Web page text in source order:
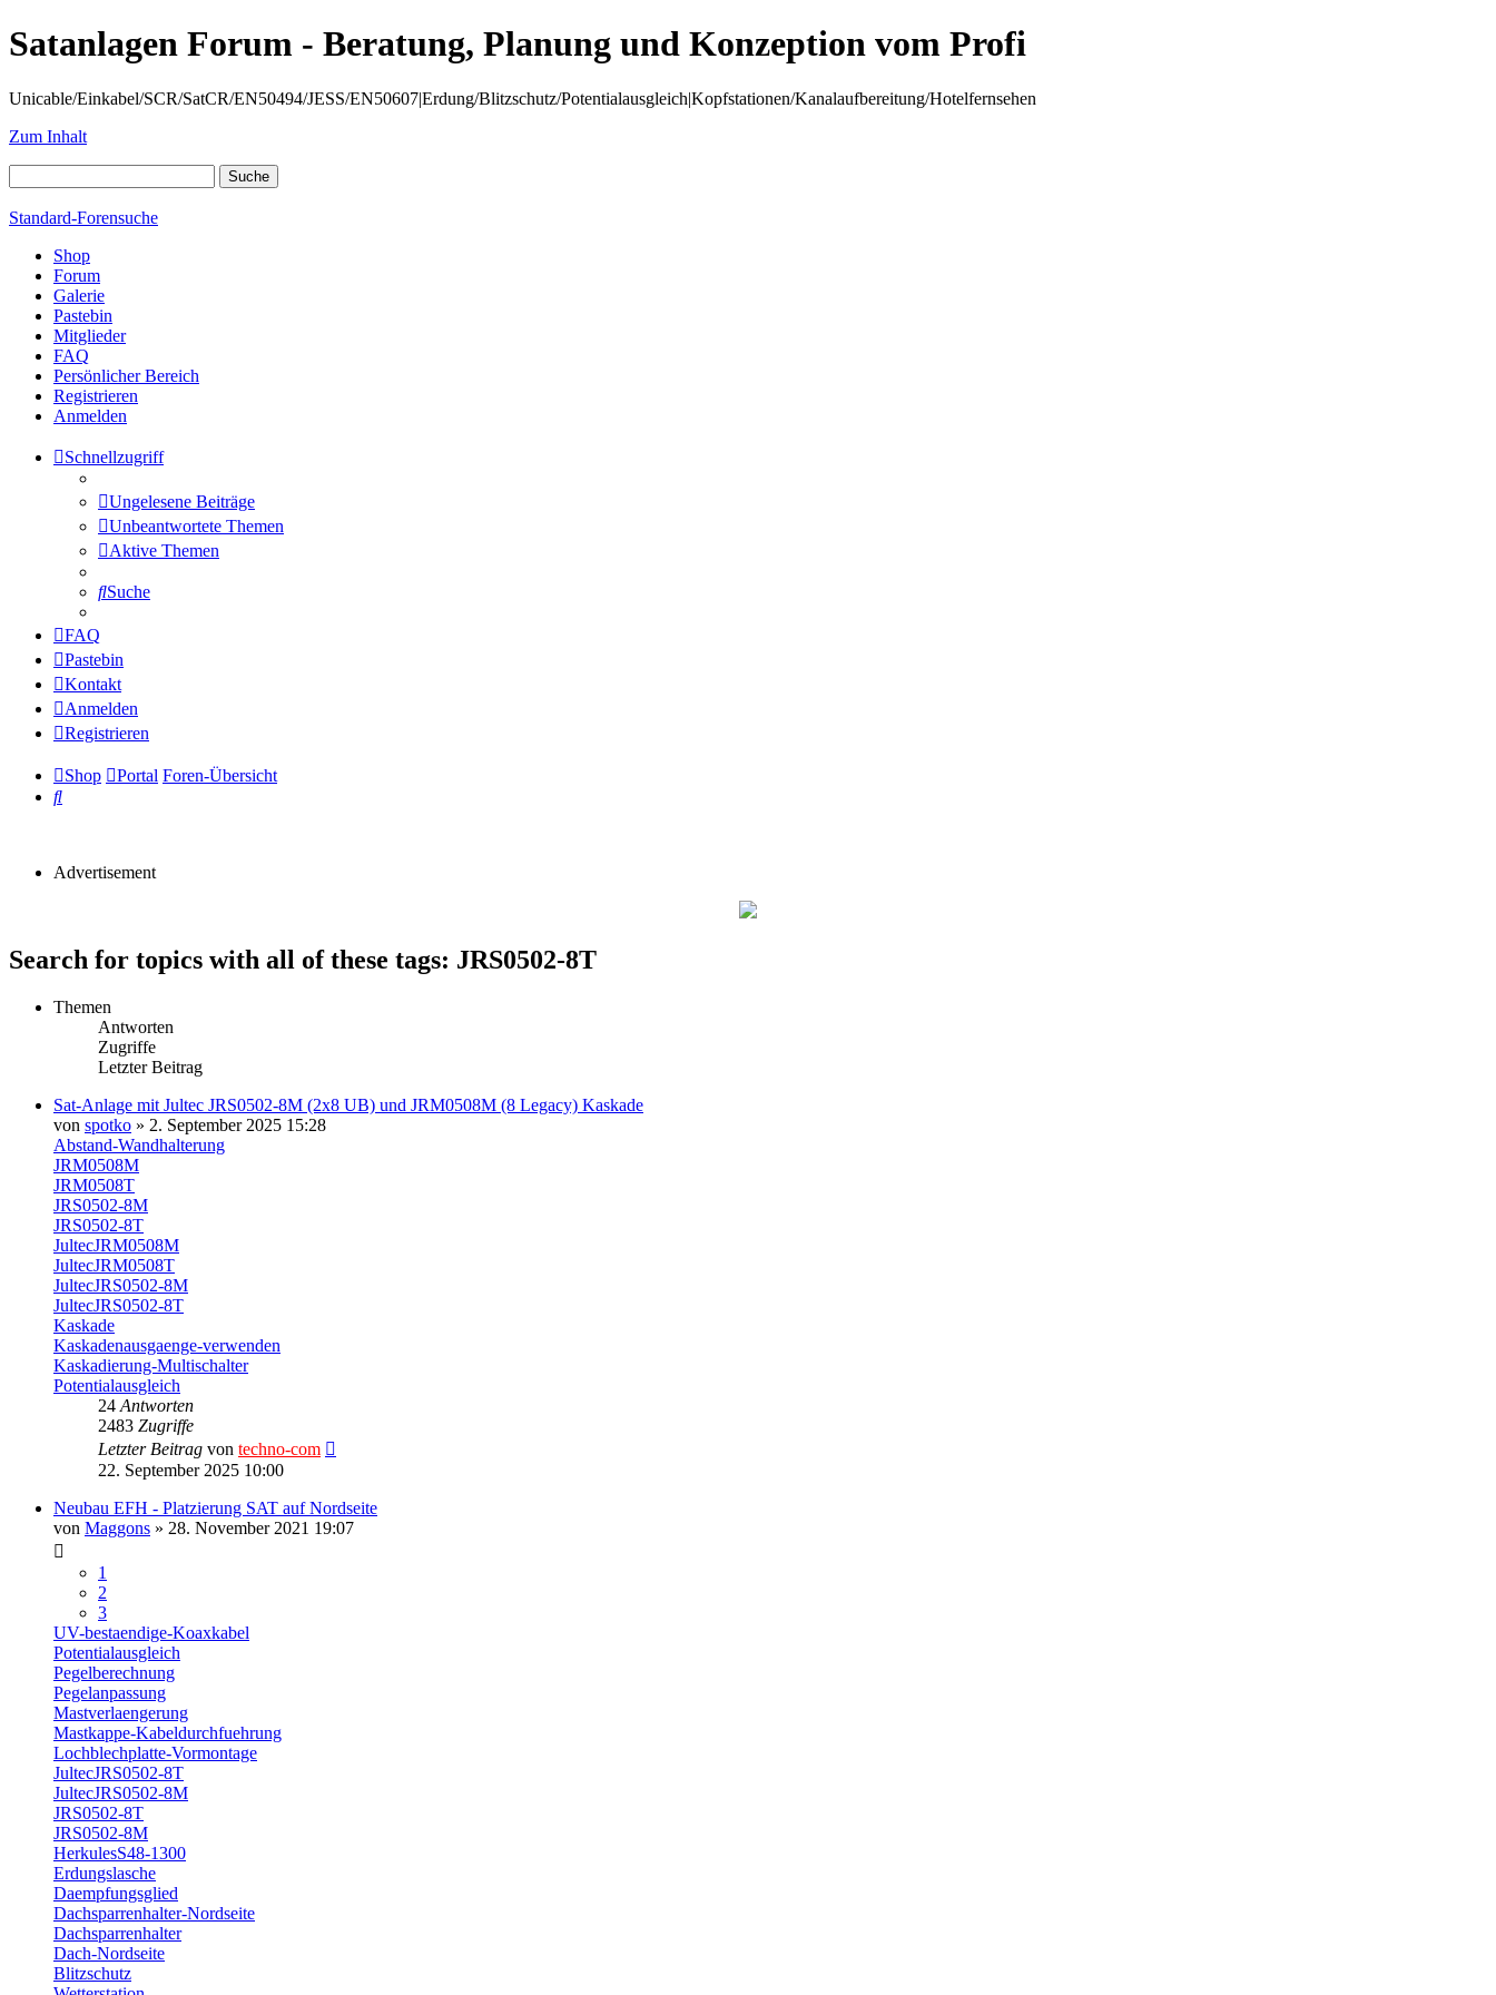
Satanlagen Forum - Beratung, Planung und Konzeption vom Profi
Unicable/Einkabel/SCR/SatCR/EN50494/JESS/EN50607|Erdung/Blitzschutz/Potentialausgleich|Kopfstationen/Kanalaufbereitung/Hotelfernsehen
Zum Inhalt
Standard-Forensuche
Shop
Forum
Galerie
Pastebin
Mitglieder
FAQ
Persönlicher Bereich
Registrieren
Anmelden
Schnellzugriff
Ungelesene Beiträge
Unbeantwortete Themen
Aktive Themen
Suche
FAQ
Pastebin
Kontakt
Anmelden
Registrieren
Shop Portal Foren-Übersicht
Suche
Advertisement
Search for topics with all of these tags: JRS0502-8T
Themen
Antworten
Zugriffe
Letzter Beitrag
Sat-Anlage mit Jultec JRS0502-8M (2x8 UB) und JRM0508M (8 Legacy) Kaskade
von spotko » 2. September 2025 15:28
Abstand-Wandhalterung
JRM0508M
JRM0508T
JRS0502-8M
JRS0502-8T
JultecJRM0508M
JultecJRM0508T
JultecJRS0502-8M
JultecJRS0502-8T
Kaskade
Kaskadenausgaenge-verwenden
Kaskadierung-Multischalter
Potentialausgleich
24 Antworten
2483 Zugriffe
Letzter Beitrag von techno-com
22. September 2025 10:00
Neubau EFH - Platzierung SAT auf Nordseite
von Maggons » 28. November 2021 19:07
1
2
3
UV-bestaendige-Koaxkabel
Potentialausgleich
Pegelberechnung
Pegelanpassung
Mastverlaengerung
Mastkappe-Kabeldurchfuehrung
Lochblechplatte-Vormontage
JultecJRS0502-8T
JultecJRS0502-8M
JRS0502-8T
JRS0502-8M
HerkulesS48-1300
Erdungslasche
Daempfungsglied
Dachsparrenhalter-Nordseite
Dachsparrenhalter
Dach-Nordseite
Blitzschutz